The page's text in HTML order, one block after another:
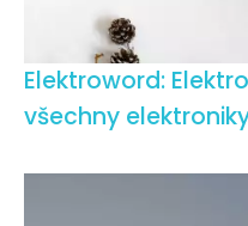
Elektroword:
všechny